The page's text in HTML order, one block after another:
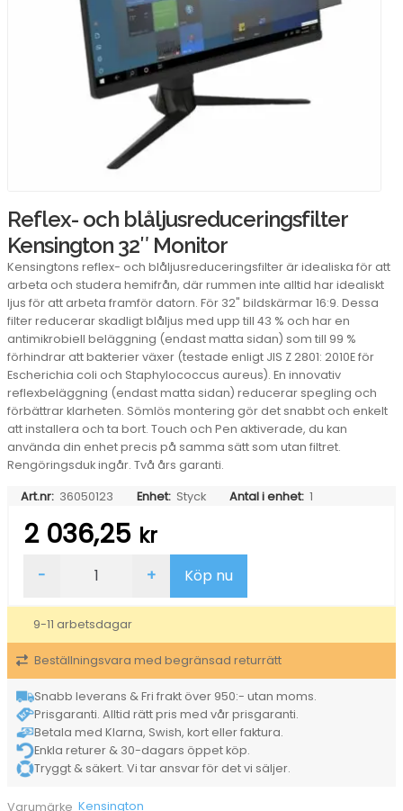
Reflex- och blåljusreduceringsfilter
Kensington 32″ Monitor
Kensingtons reflex- och blåljusreduceringsfilter är idealiska för att
arbeta och studera hemifrån, där rummen inte alltid har idealiskt
ljus för att arbeta framför datorn. För 32" bildskärmar 16:9. Dessa
filter reducerar skadligt blåljus med upp till 43 % och har en
antimikrobiell beläggning (endast matta sidan) som till 99 %
förhindrar att bakterier växer (testade enligt JIS Z 2801: 2010E för
Escherichia coli och Staphylococcus aureus). En innovativ
reflexbeläggning (endast matta sidan) reducerar spegling och
förbättrar klarheten. Sömlös montering gör det snabbt och enkelt
att installera och ta bort. Touch och Pen aktiverade, du kan
använda din enhet precis på samma sätt som utan filtret.
Rengöringsduk ingår. Två års garanti.
Art.nr: 36050123 Enhet: Styck Antal i enhet: 1
2 036,25 kr
och
blåljusreduceringsfilter
Kensington
32"
Monitor
mängd
- + Köp nu
9-11 arbetsdagar
Beställningsvara med begränsad returrätt
Snabb leverans & Fri frakt över 950:- utan moms.
Prisgaranti. Alltid rätt pris med vår prisgaranti.
Betala med Klarna, Swish, kort eller faktura.
Enkla returer & 30-dagars öppet köp.
Tryggt & säkert. Vi tar ansvar för det vi säljer.
Varumärke Kensington